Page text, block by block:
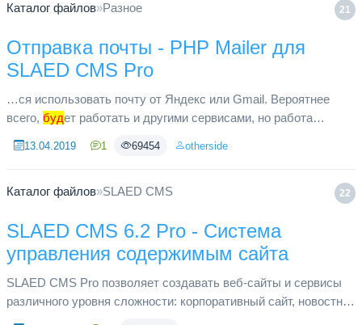
21
Каталог файлов»Разное
Отправка почты - PHP Mailer для
SLAED CMS Pro
…ся использовать почту от Яндекс или Gmail. Вероятнее
всего, будет работать и другими сервисами, но работа
сервисами.
13.04.2019 1 69454 otherside
22
Каталог файлов»SLAED CMS
SLAED CMS 6.2 Pro - Система
управления содержимым сайта
SLAED CMS Pro позволяет создавать веб-сайты и сервисы
различного уровня сложности: корпоративный сайт, новостной